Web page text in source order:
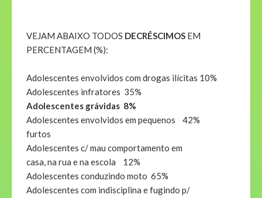
VEJAM ABAIXO TODOS DECRÉSCIMOS EM
PERCENTAGEM (%):
Adolescentes envolvidos com drogas ilícitas 10%
Adolescentes infratores 35%
Adolescentes grávidas 8%
Adolescentes envolvidos em pequenos 42%
furtos
Adolescentes c/ mau comportamento em
casa, na rua e na escola 12%
Adolescentes conduzindo moto 65%
Adolescentes com indisciplina e fugindo p/